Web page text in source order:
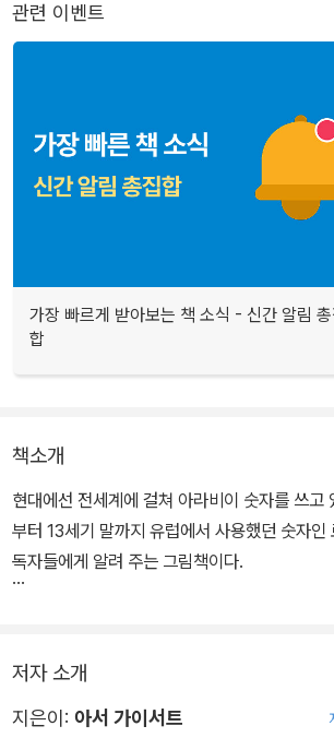
관련 이벤트
가장 빠르게 받아보는 책 소식 - 신간 알림 총
합
책소개
현대에선 전세계에 걸쳐 아라비이 숫자를 쓰고
부터 13세기 말까지 유럽에서 사용했던 숫자인
독자들에게 알려 주는 그림책이다.
모든 수를 표현하는 로마 숫자의 표기법을 그림
다. 로마 숫자는 지금도 시계의 문자판이나 책
저자 소개
지은이: 아서 가이서트